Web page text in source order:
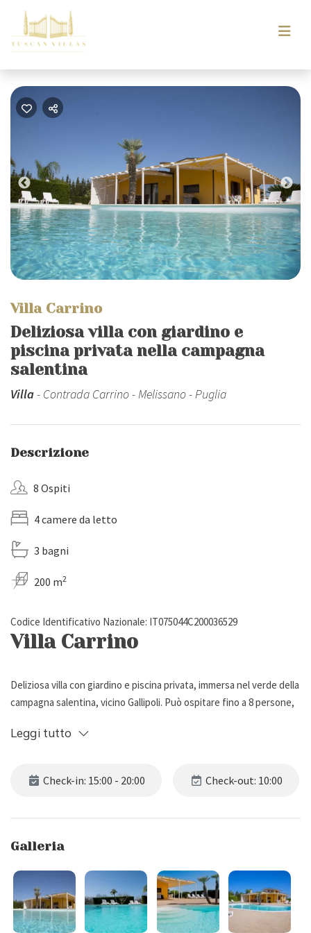
Previous
Villa Carrino
Deliziosa villa con giardino e
piscina privata nella campagna
salentina
Villa- Contrada Carrino - Melissano - Puglia
Descrizione
8 Ospiti
4 camere da letto
3 bagni
200 m2
Codice Identificativo Nazionale: IT075044C200036529
Villa Carrino
Deliziosa villa con giardino e piscina privata, immersa nel verde della
campagna salentina, vicino Gallipoli. Può ospitare fino a 8 persone,
nel basso Salento, in provincia di Lecce. Circondata da un bel
ampio patio coperto, arredato con tavolo da pranzo e barbecue,
perfetto per pranzi/cene all'aria aperta.
Gli spazi esterni sono impreziositi da una piscina privata, dalla forma
rotondeggiante (13 x 6,5 m, profondità da 80 a 200 cm), aperta da
inizio Maggio a fine Ottobre e attrezzato con lettini e doccia
Leggi tutto
Check-in: 15:00 - 20:00 Check-out: 10:00
Galleria